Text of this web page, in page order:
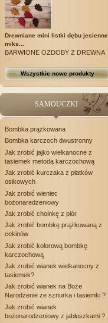
Drewniane mini listki dębu jesienne
miks...
BARWIONE OZDOBY Z DREWNA
Wszystkie nowe produkty
SAMOUCZKI
Bombka prążkowana
Bombka karczoch dwustronny
Jak zrobić jajko wielkanocne z
tasiemek metodą karczochową
Jak zrobić kurczaka z płatków
osikowych
Jak zrobić wieniec
bożonaredzeniowy
Jak zrobić choinkę z piór
Jak zrobić bombkę prążkowaną z
cekinów
Jak zrobić kolorową bombkę
karczochową
Jak zrobić wianek wielkanocny z
tasiemek?
Jak zrobić wianek na Boże
Narodzenie ze sznurka i tasiemki ?
Jak zrobić wianek
bożonarodzeniowy z jabłuszkami ?